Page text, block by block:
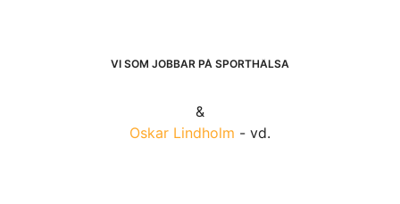
VI SOM JOBBAR PÅ SPORTHÄLSA
&
Oskar Lindholm - vd.